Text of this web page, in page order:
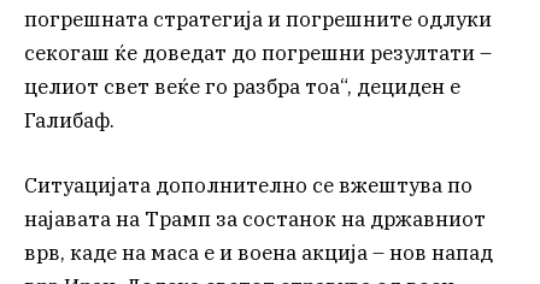
погрешната стратегија и погрешните одлуки
секогаш ќе доведат до погрешни резултати –
целиот свет веќе го разбра тоа“, дециден е
Галибаф.
Ситуацијата дополнително се вжештува по
најавата на Трамп за состанок на државниот
врв, каде на маса е и воена акција – нов напад